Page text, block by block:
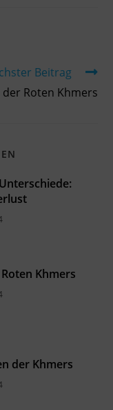
Beitrag
Roten Khmers
Khmers
der Khmers